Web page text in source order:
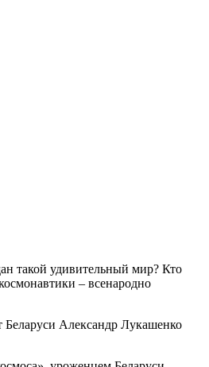
такой удивительный мир? Кто
– всенародно
Беларуси Александр Лукашенко